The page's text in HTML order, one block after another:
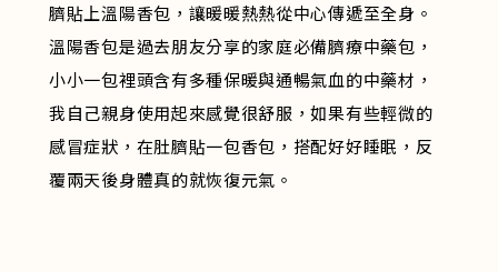
臍貼上溫陽香包，讓暖暖熱熱從中心傳遞至全身。
溫陽香包是過去朋友分享的家庭必備臍療中藥包，
小小一包裡頭含有多種保暖與通暢氣血的中藥材，
我自己親身使用起來感覺很舒服，如果有些輕微的
感冒症狀，在肚臍貼一包香包，搭配好好睡眠，反
覆兩天後身體真的就恢復元氣。